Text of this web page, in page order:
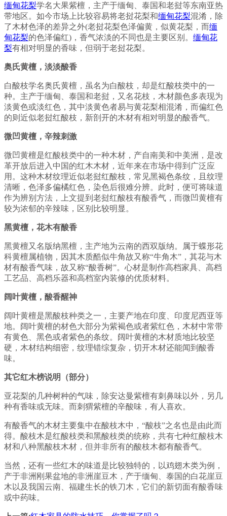
缅甸花梨学名大果紫檀，主产于缅甸、泰国和老挝等东南亚热
带地区。如今市场上比较容易将老挝花梨和缅甸花梨混淆，除
了木材色泽的差异之外(老挝花梨色泽偏黄，似黄花梨，而缅
甸花梨的色泽偏红)，香气浓淡的不同也是主要区别。 缅甸花
梨有相对明显的香味，但弱于老挝花梨。
奥氏黄檀，淡淡酸香
白酸枝学名奥氏黄檀，虽名为白酸枝，却是红酸枝类中的一
种。主产于缅甸、泰国和老挝，又名花枝，木材颜色多表现为
淡黄色或淡红色，其中淡黄色者易与黄花梨相混淆，而偏红色
的则近似老挝红酸枝，新剖开的木材有相对明显的酸香气。
微凹黄檀，辛辣刺激
微凹黄檀是红酸枝类中的一种木材，产自南美和中美洲，是改
革开放后进入中国的红木木材，近年来在市场中得到广泛应
用。这种木材纹理近似老挝红酸枝，常见黑褐色条纹，且纹理
清晰，色泽多偏橘红色，染色后很难分辨。此时，便可将味道
作为辨别方法，上文提到老挝红酸枝有酸香气，而微凹黄檀有
较为浓郁的辛辣味，区别比较明显。
黑黄檀，花木有酸香
黑黄檀又名版纳黑檀，主产地为云南的西双版纳。属于蝶形花
科黄檀属植物，因其木质酷似牛角故又称“牛角木”，其花与木
材有酸香气味，故又称“酸香树”。心材是制作高档家具、高档
工艺品、高档乐器和高档室内装修的优质材料。
阔叶黄檀，酸香醒神
阔叶黄檀是黑酸枝种类之一，主要产地在印度、印度尼西亚等
地。阔叶黄檀的材色大部分为紫褐色或者紫红色，木材中常带
有黄色、黑色或者紫色的条纹。阔叶黄檀的木材质地比较坚
硬，木材结构细密，纹理错综复杂，切开木材还能闻到酸香
味。
其它红木榜说明（部分）
亚花梨的几种树种的气味，除安达曼紫檀有刺鼻味以外，另几
种有香味或无味。而刺猬紫檀的辛酸味，有人喜欢。
有酸香气的木材主要集中在酸枝木中，“酸枝”之名也是由此而
得。酸枝木是红酸枝类和黑酸枝类的统称，共有七种红酸枝木
材和八种黑酸枝木材，但并非所有的酸枝木都有酸香气。
当然，还有一些红木的味道是比较独特的，以鸡翅木类为例，
产于非洲刚果盆地的非洲崖豆木，产于缅甸、泰国的白花崖豆
木以及我国云南、福建生长的铁刀木，它们的新切面有酸香味
或中药味。